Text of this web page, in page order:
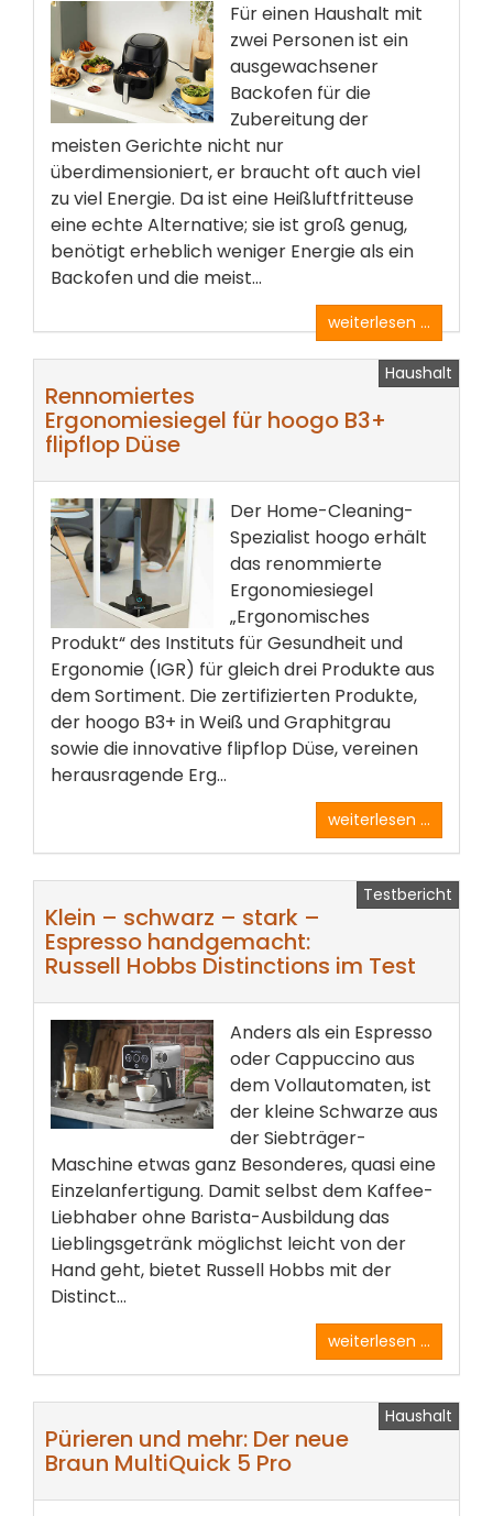
Für einen Haushalt mit
zwei Personen ist ein
ausgewachsener
Backofen für die
Zubereitung der
meisten Gerichte nicht nur
überdimensioniert, er braucht oft auch viel
zu viel Energie. Da ist eine Heißluftfritteuse
eine echte Alternative; sie ist groß genug,
benötigt erheblich weniger Energie als ein
Backofen und die meist...
weiterlesen ...
Haushalt
Rennomiertes
Ergonomiesiegel für hoogo B3+
flipflop Düse
Der Home-Cleaning-
Spezialist hoogo erhält
das renommierte
Ergonomiesiegel
„Ergonomisches
Produkt“ des Instituts für Gesundheit und
Ergonomie (IGR) für gleich drei Produkte aus
dem Sortiment. Die zertifizierten Produkte,
der hoogo B3+ in Weiß und Graphitgrau
sowie die innovative flipflop Düse, vereinen
herausragende Erg...
weiterlesen ...
Testbericht
Klein – schwarz – stark –
Espresso handgemacht:
Russell Hobbs Distinctions im Test
Anders als ein Espresso
oder Cappuccino aus
dem Vollautomaten, ist
der kleine Schwarze aus
der Siebträger-
Maschine etwas ganz Besonderes, quasi eine
Einzelanfertigung. Damit selbst dem Kaffee-
Liebhaber ohne Barista-Ausbildung das
Lieblingsgetränk möglichst leicht von der
Hand geht, bietet Russell Hobbs mit der
Distinct...
weiterlesen ...
Haushalt
Pürieren und mehr: Der neue
Braun MultiQuick 5 Pro